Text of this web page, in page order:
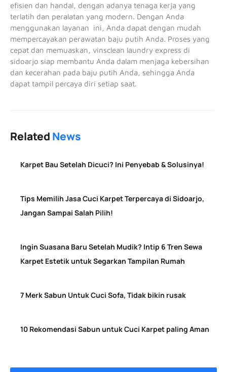
efisien dan handal, dengan adanya tenaga kerja yang
terlatih dan peralatan yang modern. Dengan Anda
menggunakan layanan ini, Anda dapat dengan mudah
mempercayakan perawatan baju putih Anda. Proses yang
cepat dan memuaskan, vinsclean laundry express di
sidoarjo siap membantu Anda dalam menjaga kebersihan
dan kecerahan pada baju putih Anda, sehingga Anda
dapat tampil percaya diri setiap saat.
Related News
Karpet Bau Setelah Dicuci? Ini Penyebab & Solusinya!
Tips Memilih Jasa Cuci Karpet Terpercaya di Sidoarjo,
Jangan Sampai Salah Pilih!
Ingin Suasana Baru Setelah Mudik? Intip 6 Tren Sewa
Karpet Estetik untuk Segarkan Tampilan Rumah
7 Merk Sabun Untuk Cuci Sofa, Tidak bikin rusak
10 Rekomendasi Sabun untuk Cuci Karpet paling Aman